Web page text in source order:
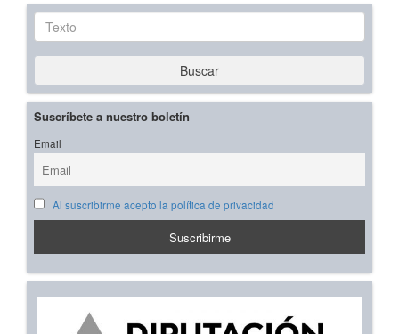
Texto
Buscar
Suscríbete a nuestro boletín
Email
Al suscribirme acepto la política de privacidad